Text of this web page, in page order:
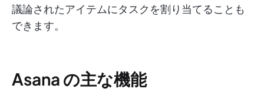
議論されたアイテムにタスクを割り当てることも
できます。
Asana の主な機能